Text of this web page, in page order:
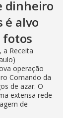
dinheiro
é alvo
fotos
a Receita
operação
Comando da
de azar. O
extensa rede
de